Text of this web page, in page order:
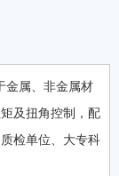
属、非金属材
及扭角控制，配
检单位、大专科